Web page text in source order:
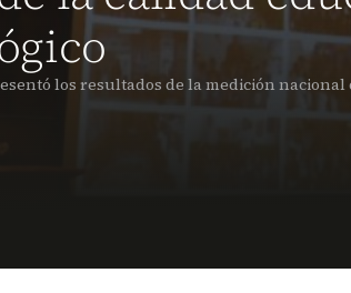
los resultados de la medición